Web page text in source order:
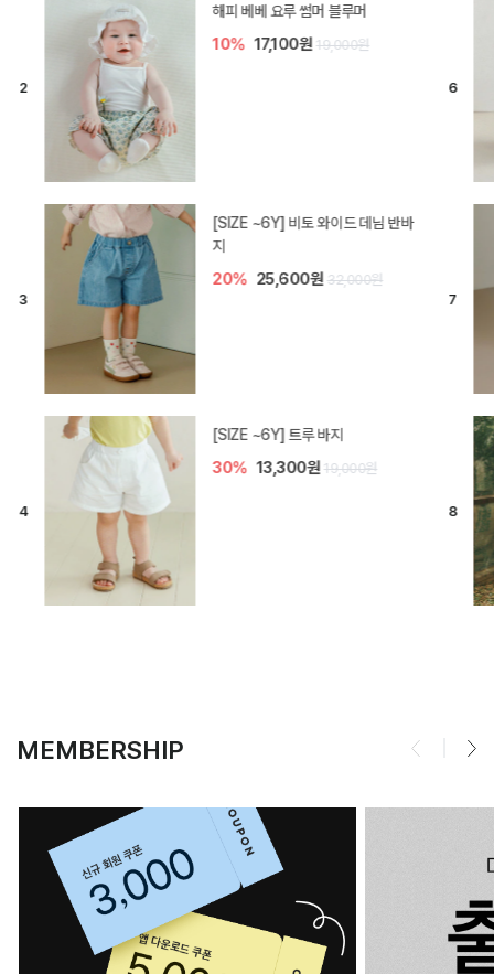
듀이 아기 바지
10% 17,100원 19,000원
[SIZE ~6Y] 라핀 카프리 팬츠
30%
엘로디 니트 아기 바지
20% 16,000원 20,000원
MEMBERSHIP